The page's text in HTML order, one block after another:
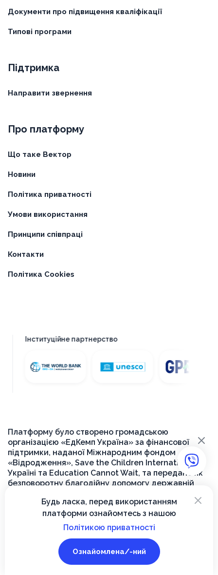
Документи про підвищення кваліфікації
Типові програми
Підтримка
Направити звернення
Про платформу
Що таке Вектор
Новини
Політика приватності
Умови використання
Принципи співпраці
Контакти
Політика Cookies
Інституційне партнерство
Платформу було створено громадською
організацією «ЕдКемп Україна» за фінансової
підтримки, наданої Міжнародним фондом
«Відродження», Save the Children International в
Україні та Education Cannot Wait, та передано як
безповоротну благодійну допомогу державній
для її подальшого функціонування на державному
© 2026, Вектор
×
Будь ласка, перед використанням
платформи ознайомтесь з нашою
Політикою приватності
Ознайомлена/-ний
×